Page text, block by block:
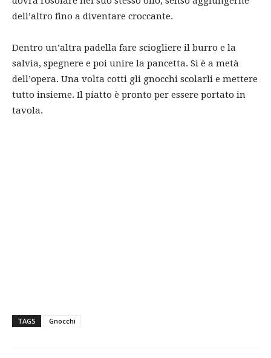
dell’altro fino a diventare croccante.
Dentro un’altra padella fare sciogliere il burro e la
salvia, spegnere e poi unire la pancetta. Si è a metà
dell’opera. Una volta cotti gli gnocchi scolarli e mettere
tutto insieme. Il piatto è pronto per essere portato in
tavola.
TAGS Gnocchi